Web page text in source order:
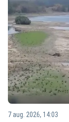
7 aug. 2026, 14:03